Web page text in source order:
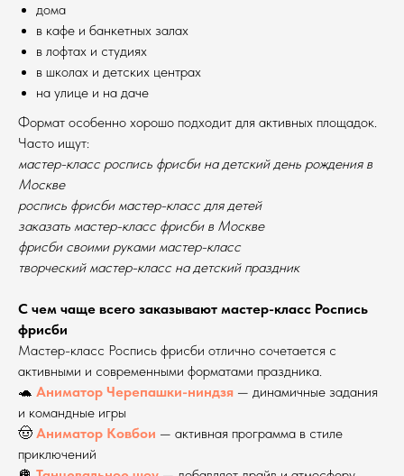
дома
в кафе и банкетных залах
в лофтах и студиях
в школах и детских центрах
на улице и на даче
Формат особенно хорошо подходит для активных площадок.
Часто ищут:
мастер-класс роспись фрисби на детский день рождения в
Москве
роспись фрисби мастер-класс для детей
заказать мастер-класс фрисби в Москве
фрисби своими руками мастер-класс
творческий мастер-класс на детский праздник
С чем чаще всего заказывают мастер-класс Роспись
фрисби
Мастер-класс Роспись фрисби отлично сочетается с
активными и современными форматами праздника.
🐢 Аниматор Черепашки-ниндзя — динамичные задания
и командные игры
🤠 Аниматор Ковбои — активная программа в стиле
приключений